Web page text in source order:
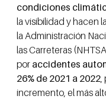
condiciones
la visibilidad y hacen
la Administración
las Carreteras
por accidentes
26% de 2021 a 2022
incremento, el más